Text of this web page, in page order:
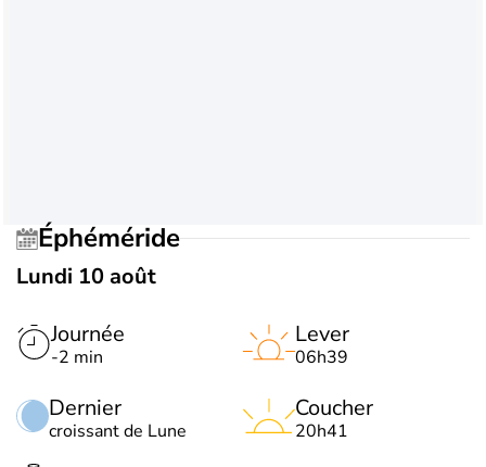
Éphéméride
Lundi 10 août
Journée
-2 min
Dernier
croissant de Lune
Lever
06h39
Coucher
20h41